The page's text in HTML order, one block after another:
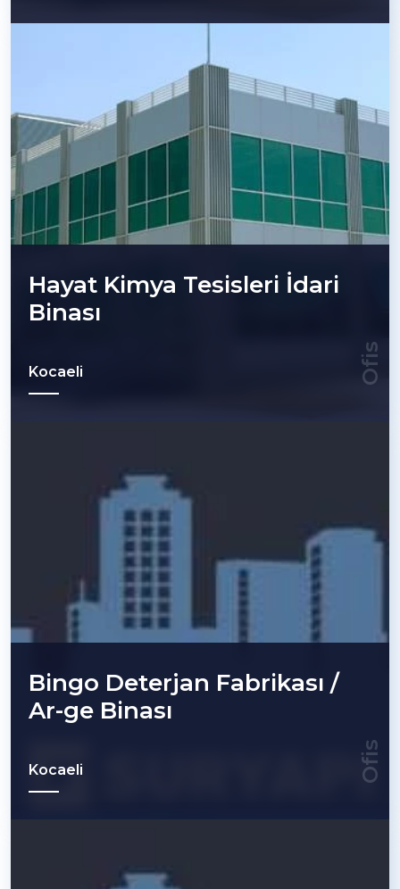
Ofis
Hayat Kimya Tesisleri İdari
Binası
Kocaeli
Ofis
Bingo Deterjan Fabrikası /
Ar-ge Binası
Kocaeli